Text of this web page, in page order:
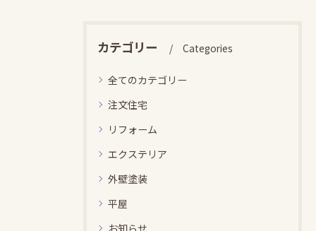
カテゴリー Categories
全てのカテゴリー
注文住宅
リフォーム
エクステリア
外壁塗装
平屋
お知らせ